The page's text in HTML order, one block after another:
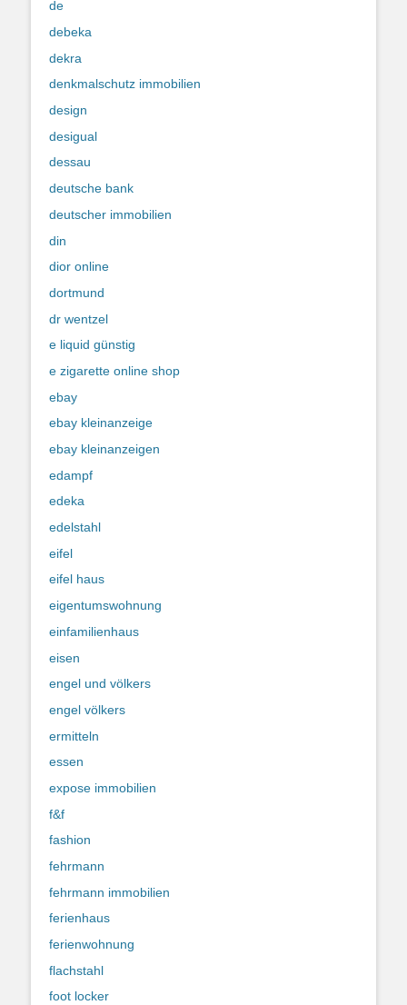
de
debeka
dekra
denkmalschutz immobilien
design
desigual
dessau
deutsche bank
deutscher immobilien
din
dior online
dortmund
dr wentzel
e liquid günstig
e zigarette online shop
ebay
ebay kleinanzeige
ebay kleinanzeigen
edampf
edeka
edelstahl
eifel
eifel haus
eigentumswohnung
einfamilienhaus
eisen
engel und völkers
engel völkers
ermitteln
essen
expose immobilien
f&f
fashion
fehrmann
fehrmann immobilien
ferienhaus
ferienwohnung
flachstahl
foot locker